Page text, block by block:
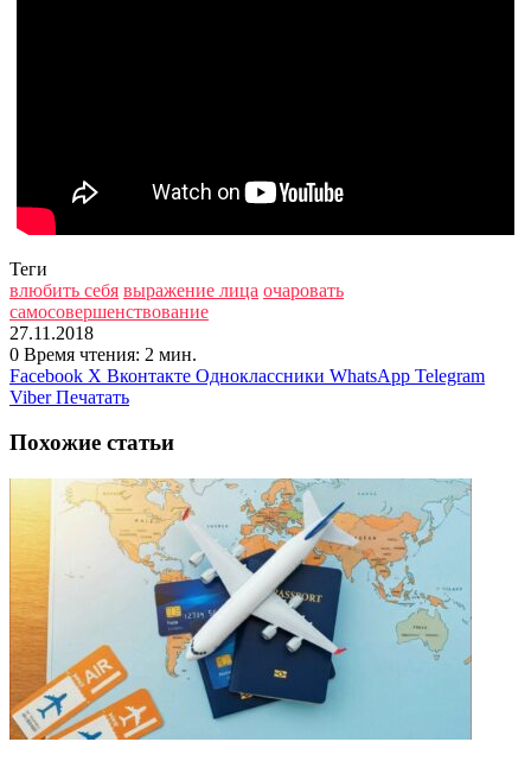
Теги
влюбить себя выражение лица очаровать
самосовершенствование
27.11.2018
0 Время чтения: 2 мин.
Facebook X Вконтакте Одноклассники WhatsApp Telegram
Viber Печатать
Похожие статьи